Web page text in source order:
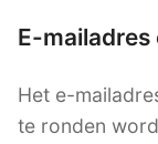
E-
Het e-
te ronden